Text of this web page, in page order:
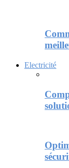
Electricité